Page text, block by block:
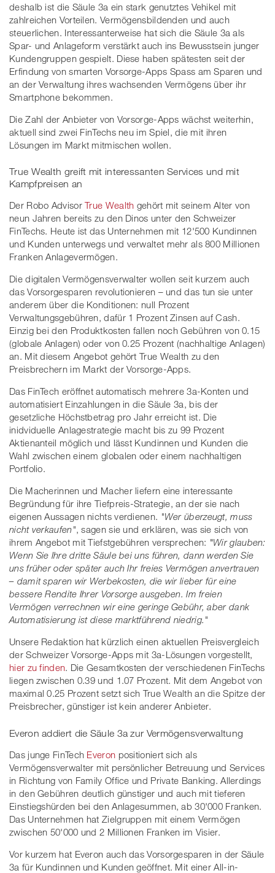
deshalb ist die Säule 3a ein stark genutztes Vehikel mit
zahlreichen Vorteilen. Vermögensbildenden und auch
steuerlichen. Interessanterweise hat sich die Säule 3a als
Spar- und Anlageform verstärkt auch ins Bewusstsein junger
Kundengruppen gespielt. Diese haben spätesten seit der
Erfindung von smarten Vorsorge-Apps Spass am Sparen und
an der Verwaltung ihres wachsenden Vermögens über ihr
Smartphone bekommen.
Die Zahl der Anbieter von Vorsorge-Apps wächst weiterhin,
aktuell sind zwei FinTechs neu im Spiel, die mit ihren
Lösungen im Markt mitmischen wollen.
True Wealth greift mit interessanten Services und mit
Kampfpreisen an
Der Robo AdvisorTrue Wealth gehört mit seinem Alter von
neun Jahren bereits zu den Dinos unter den Schweizer
FinTechs. Heute ist das Unternehmen mit 12'500 Kundinnen
und Kunden unterwegs und verwaltet mehr als 800 Millionen
Franken Anlagevermögen.
Die digitalen Vermögensverwalter wollen seit kurzem auch
das Vorsorgesparen revolutionieren – und das tun sie unter
anderem über die Konditionen: null Prozent
Verwaltungsgebühren, dafür 1 Prozent Zinsen auf Cash.
Einzig bei den Produktkosten fallen noch Gebühren von 0.15
(globale Anlagen) oder von 0.25 Prozent (nachhaltige Anlagen)
an. Mit diesem Angebot gehört True Wealth zu den
Preisbrechern im Markt der Vorsorge-Apps.
Das FinTech eröffnet automatisch mehrere 3a-Konten und
automatisiert Einzahlungen in die Säule 3a, bis der
gesetzliche Höchstbetrag pro Jahr erreicht ist. Die
inidviduelle Anlagestrategie macht bis zu 99 Prozent
Aktienanteil möglich und lässt Kundinnen und Kunden die
Wahl zwischen einem globalen oder einem nachhaltigen
Portfolio.
Die Macherinnen und Macher liefern eine interessante
Begründung für ihre Tiefpreis-Strategie, an der sie nach
eigenen Aussagen nichts verdienen. "Wer überzeugt, muss
nicht verkaufen", sagen sie und erklären, was sie sich von
ihrem Angebot mit Tiefstgebühren versprechen: "Wir glauben:
Wenn Sie Ihre dritte Säule bei uns führen, dann werden Sie
uns früher oder später auch Ihr freies Vermögen anvertrauen
– damit sparen wir Werbekosten, die wir lieber für eine
bessere Rendite Ihrer Vorsorge ausgeben. Im freien
Vermögen verrechnen wir eine geringe Gebühr, aber dank
Automatisierung ist diese marktführend niedrig."
Unsere Redaktion hat kürzlich einen aktuellen Preisvergleich
der Schweizer Vorsorge-Apps mit 3a-Lösungen vorgestellt,
hier zu finden. Die Gesamtkosten der verschiedenen FinTechs
liegen zwischen 0.39 und 1.07 Prozent. Mit dem Angebot von
maximal 0.25 Prozent setzt sich True Wealth an die Spitze der
Preisbrecher, günstiger ist kein anderer Anbieter.
Everon addiert die Säule 3a zur Vermögensverwaltung
Das junge FinTech Everon positioniert sich als
Vermögensverwalter mit persönlicher Betreuung und Services
in Richtung von Family Office und Private Banking. Allerdings
in den Gebühren deutlich günstiger und auch mit tieferen
Einstiegshürden bei den Anlagesummen, ab 30'000 Franken.
Das Unternehmen hat Zielgruppen mit einem Vermögen
zwischen 50'000 und 2 Millionen Franken im Visier.
Vor kurzem hat Everon auch das Vorsorgesparen in der Säule
3a für Kundinnen und Kunden geöffnet. Mit einer All-in-